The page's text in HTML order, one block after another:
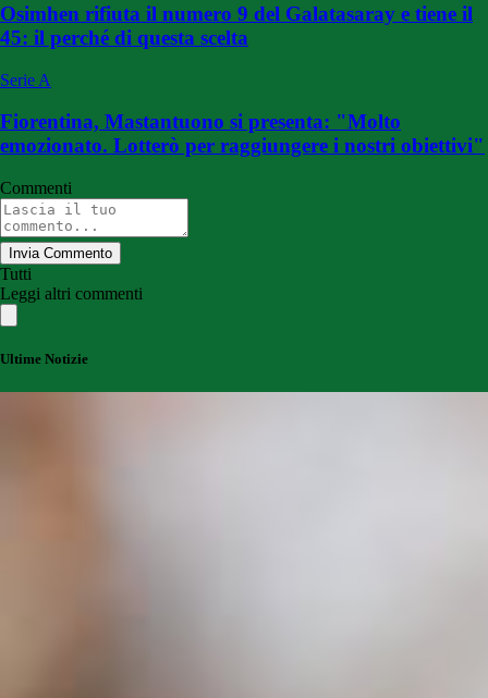
Osimhen rifiuta il numero 9 del Galatasaray e tiene il
45: il perché di questa scelta
Serie A
Fiorentina, Mastantuono si presenta: "Molto
emozionato. Lotterò per raggiungere i nostri obiettivi"
Commenti
Invia Commento
Tutti
Leggi altri commenti
Ultime Notizie